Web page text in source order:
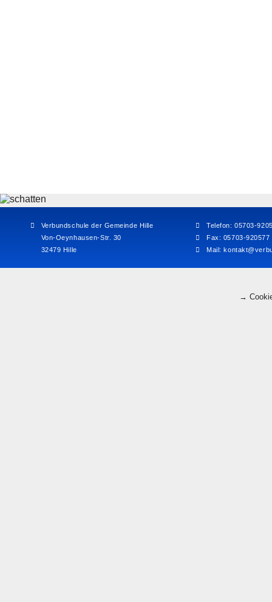
Verbundschule der Gemeinde Hille
Von-Oeynhausen-Str. 30
32479 Hille
Telefon: 05703-
Fax: 05703-920577
Mail:
→